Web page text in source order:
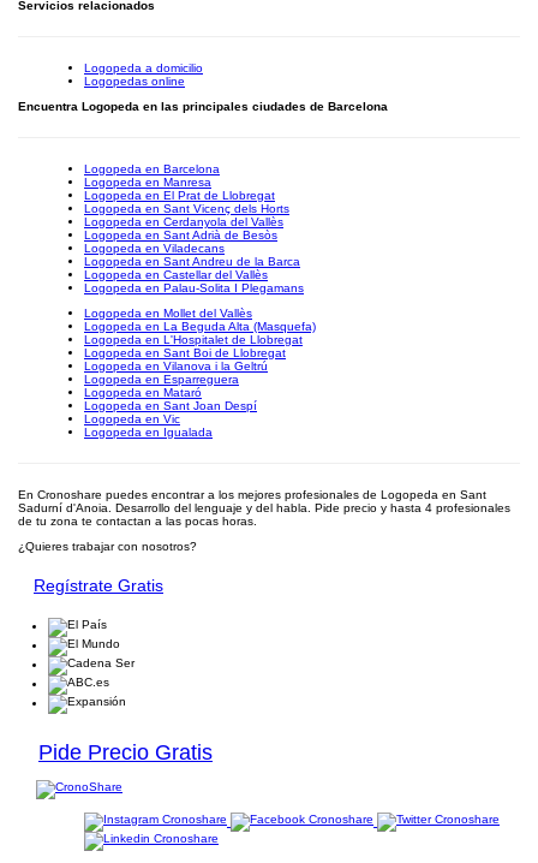
Servicios relacionados
Logopeda a domicilio
Logopedas online
Encuentra Logopeda en las principales ciudades de Barcelona
Logopeda en Barcelona
Logopeda en Manresa
Logopeda en El Prat de Llobregat
Logopeda en Sant Vicenç dels Horts
Logopeda en Cerdanyola del Vallès
Logopeda en Sant Adrià de Besòs
Logopeda en Viladecans
Logopeda en Sant Andreu de la Barca
Logopeda en Castellar del Vallès
Logopeda en Palau-Solita I Plegamans
Logopeda en Mollet del Vallès
Logopeda en La Beguda Alta (Masquefa)
Logopeda en L'Hospitalet de Llobregat
Logopeda en Sant Boi de Llobregat
Logopeda en Vilanova i la Geltrú
Logopeda en Esparreguera
Logopeda en Mataró
Logopeda en Sant Joan Despí
Logopeda en Vic
Logopeda en Igualada
En Cronoshare puedes encontrar a los mejores profesionales de Logopeda en Sant
Sadurní d'Anoia. Desarrollo del lenguaje y del habla. Pide precio y hasta 4 profesionales
de tu zona te contactan a las pocas horas.
¿Quieres trabajar con nosotros?
Regístrate Gratis
Pide Precio Gratis